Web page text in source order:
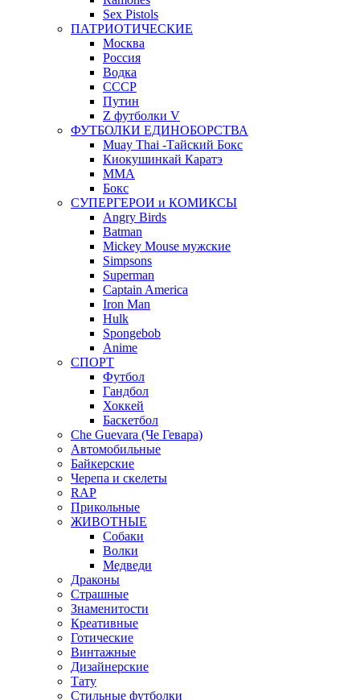
Sex Pistols
ПАТРИОТИЧЕСКИЕ
Москва
Россия
Водка
СССР
Путин
Z футболки V
ФУТБОЛКИ ЕДИНОБОРСТВА
Muay Thai -Тайский Бокс
Киокушинкай Каратэ
MMA
Бокс
СУПЕРГЕРОИ и КОМИКСЫ
Angry Birds
Batman
Mickey Mouse мужские
Simpsons
Superman
Captain America
Iron Man
Hulk
Spongebob
Anime
СПОРТ
Футбол
Гандбол
Хоккей
Баскетбол
Che Guevara (Че Гевара)
Автомобильные
Байкерские
Черепа и скелеты
RAP
Прикольные
ЖИВОТНЫЕ
Собаки
Волки
Медведи
Драконы
Страшные
Знаменитости
Креативные
Готические
Винтажные
Дизайнерские
Тату
Стильные футболки